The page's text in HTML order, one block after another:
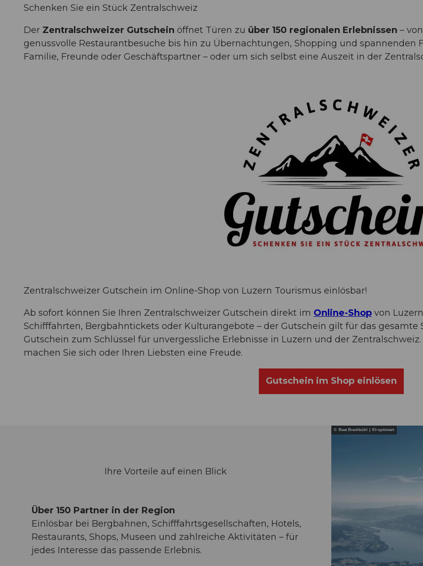
Schenken Sie ein Stück Zentralschweiz
Der Zentralschweizer Gutschein öffnet Türen zu über 150 regionalen Erlebnissen –
genussvolle Restaurantbesuche bis hin zu Übernachtungen, Shopping und spannenden
Familie, Freunde oder Geschäftspartner – oder um sich selbst eine Auszeit in der
Zentralschweizer Gutschein im Online-Shop von Luzern Tourismus einlösbar!
Ab sofort können Sie Ihren Zentralschweizer Gutschein direkt im Online-Shop von
Schifffahrten, Bergbahntickets oder Kulturangebote – der Gutschein gilt für das gesamte
Gutschein zum Schlüssel für unvergessliche Erlebnisse in Luzern und der
machen Sie sich oder Ihren Liebsten eine Freude.
Gutschein im Shop einlösen
Ihre Vorteile auf einen Blick
Über 150 Partner in der Region
Einlösbar bei Bergbahnen, Schifffahrtsgesellschaften, Hotels,
Restaurants, Shops, Museen und zahlreiche Aktivitäten – für
jedes Interesse das passende Erlebnis.
© Beat Brechbühl | KI-optimiert